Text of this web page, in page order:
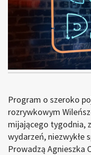
Program o szeroko
rozrywkowym
mijającego tygodnia,
wydarzeń, niezwykłe
Prowadzą Agnieszka